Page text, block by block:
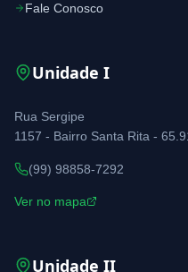
Fale Conosco
Unidade I
Rua Sergipe
1157 - Bairro Santa Rita -
(99) 98858-7292
Ver no mapa
Unidade II